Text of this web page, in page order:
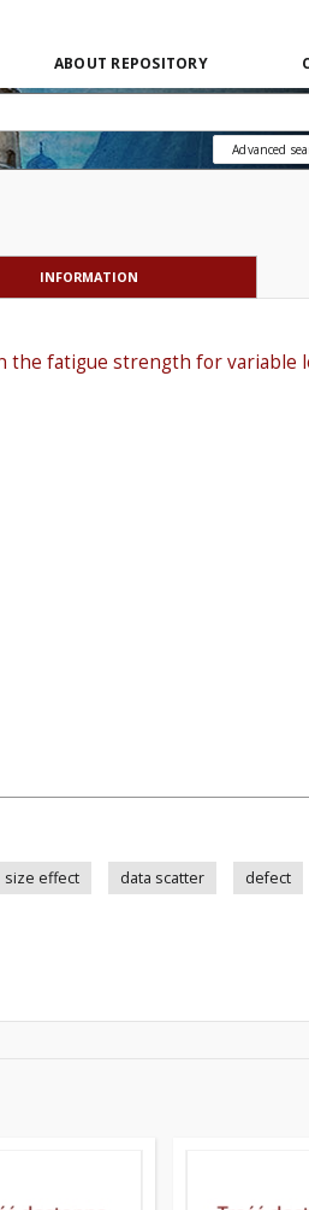
ABOUT REPOSITORY
Advanced
INFORMATION
fatigue strength for variable
size effect data scatter defect